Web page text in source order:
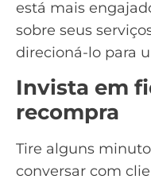
está mais
sobre seus
direcioná-lo para
Invista em
recompra
Tire alguns
conversar com